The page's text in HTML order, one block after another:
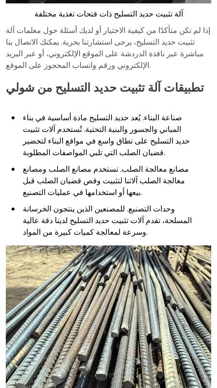
آلة تثبيت حديد التسليح ذات فتحات تغذية مختلفة
إذا لم تكن متأكدًا من كيفية الاختيار أو لديك أسئلة حول معلمات آلة
تثبيت حديد التسليح، يرجى استشارتنا بحرية. يمكنك الاتصال بنا
مباشرة عبر نافذة الدردشة على الموقع الإلكتروني، أو عبر البريد
الإلكتروني ورقم واتساب المحجوز على الموقع.
تطبيقات آلة تثبيت حديد التسليح من شولي
صناعة البناء. يُعد حديد التسليح مادة أساسية في بناء
المباني والجسور والبنية التحتية. تُستخدم آلات تثبيت
حديد التسليح على نطاق واسع في مواقع البناء لتحضير
قضبان الصلب التي تلبي المواصفات المطلوبة.
مصانع معالجة الصلب. تستخدم مصانع الصلب ومصانع
معالجة الصلب آلاتنا لتثبيت وقص قضبان الصلب قبل
بيعها أو استخدامها في عمليات التصنيع.
وحدات التصنيع. للمصنعين الذين ينتجون الخرسانة
المسلحة، تقدم آلات تثبيت حديد التسليح لدينا دقة عالية
وسرعة لمعالجة كميات كبيرة من المواد.